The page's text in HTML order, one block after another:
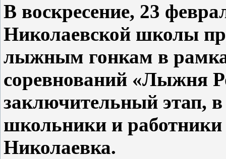
В воскресение, 23
Николаевской школы
лыжным гонкам в
соревнований «Лыжня
заключительный этап,
школьники и
Николаевка.